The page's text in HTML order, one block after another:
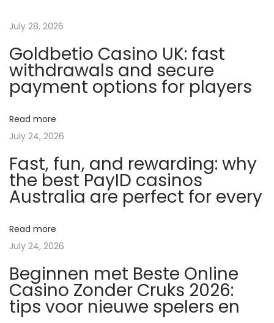
n
d
e
i
n
j
e
c
i
o
s
d
e
July 28, 2026
Goldbetio Casino UK: fast
withdrawals and secure
payment options for players
Read more
July 24, 2026
Fast, fun, and rewarding: why
the best PayID casinos
Australia are perfect for every
Read more
July 24, 2026
Beginnen met Beste Online
Casino Zonder Cruks 2026:
tips voor nieuwe spelers en